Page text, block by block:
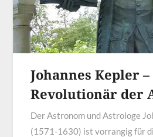
Johannes Kepler –
Revolutionär der
Der Astronom und Astrologe
(1571-1630) ist vorrangig für